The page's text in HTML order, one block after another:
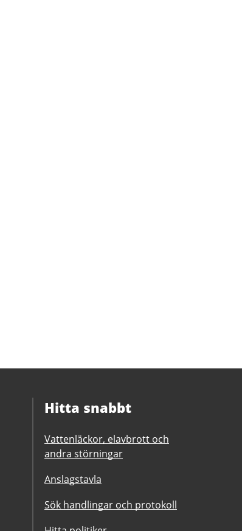
Hitta snabbt
Vattenläckor, elavbrott och
andra störningar
Anslagstavla
Sök handlingar och protokoll